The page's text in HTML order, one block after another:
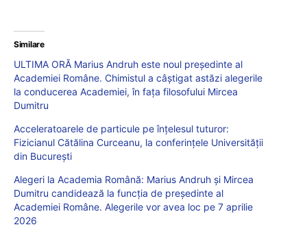
Similare
ULTIMA ORĂ Marius Andruh este noul președinte al
Academiei Române. Chimistul a câștigat astăzi alegerile
la conducerea Academiei, în fața filosofului Mircea
Dumitru
Acceleratoarele de particule pe înțelesul tuturor:
Fizicianul Cătălina Curceanu, la conferințele Universității
din București
Alegeri la Academia Română: Marius Andruh și Mircea
Dumitru candidează la funcția de președinte al
Academiei Române. Alegerile vor avea loc pe 7 aprilie
2026